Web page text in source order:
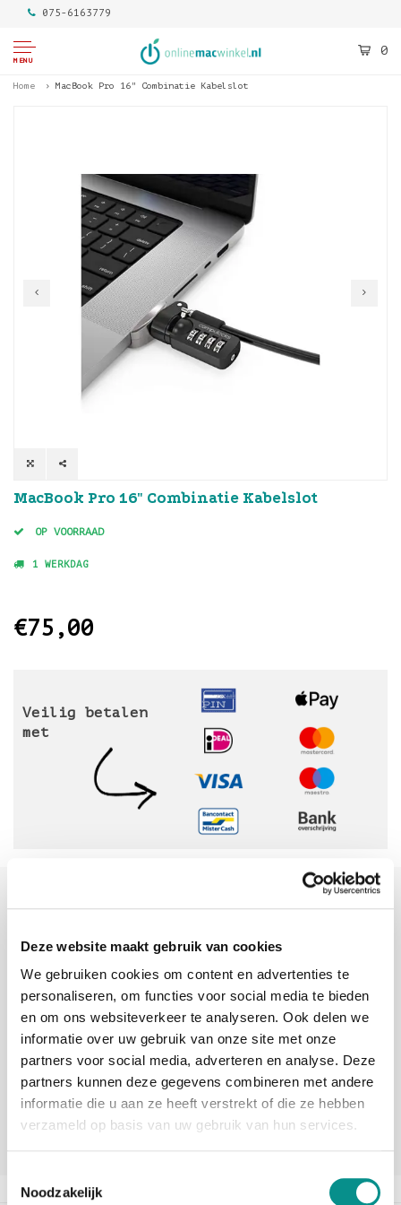
Deze website maakt gebruik van cookies
We gebruiken cookies om content en advertenties te
personaliseren, om functies voor social media te bieden
en om ons websiteverkeer te analyseren. Ook delen we
informatie over uw gebruik van onze site met onze
partners voor social media, adverteren en analyse. Deze
partners kunnen deze gegevens combineren met andere
informatie die u aan ze heeft verstrekt of die ze hebben
verzameld op basis van uw gebruik van hun services.
Noodzakelijk
075-6163779
MENU
0
Home MacBook Pro 16" Combinatie Kabelslot
MacBook Pro 16" Combinatie Kabelslot
OP VOORRAAD
1 WERKDAG
€75,00
Veilig betalen
met